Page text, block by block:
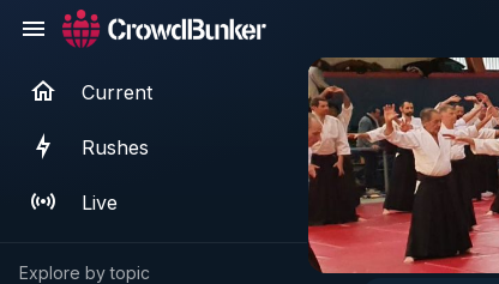
Current
Rushes
Live
Explore by topic